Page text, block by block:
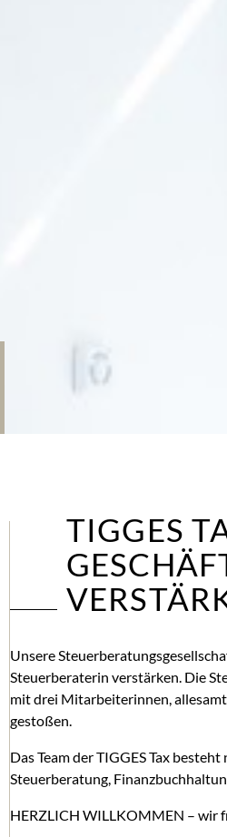
TIGGES
Unsere
Steuerberaterin verstärken. Die
mit drei Mitarbeiterinnen, allesamt
gestoßen.
Das Team der TIGGES Tax
Steuerberatung,
HERZLICH WILLKOMMEN – wir